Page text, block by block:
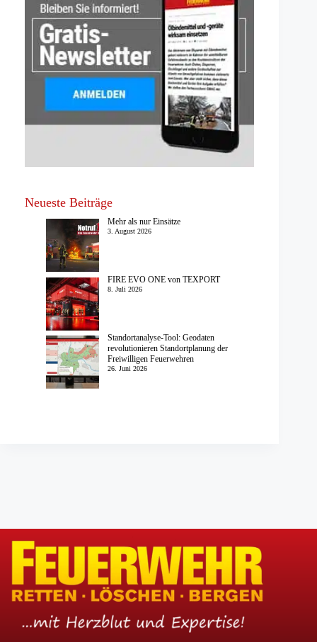
Neueste Beiträge
Mehr als nur Einsätze
3. August 2026
FIRE EVO ONE von TEXPORT
8. Juli 2026
Standortanalyse-Tool: Geodaten
revolutionieren Standortplanung der
Freiwilligen Feuerwehren
26. Juni 2026